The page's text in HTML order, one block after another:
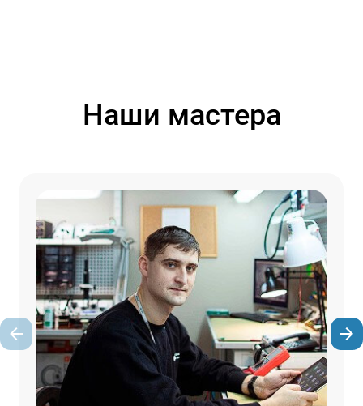
Наши мастера